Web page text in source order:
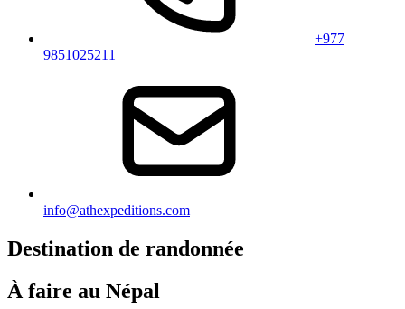
+977
9851025211
info@athexpeditions.com
Destination de randonnée
À faire au Népal